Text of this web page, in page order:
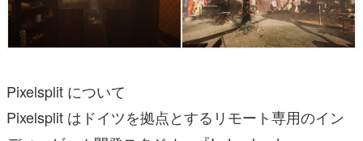
Pixelsplit について
Pixelsplit はドイツを拠点とするリモート専用のイン